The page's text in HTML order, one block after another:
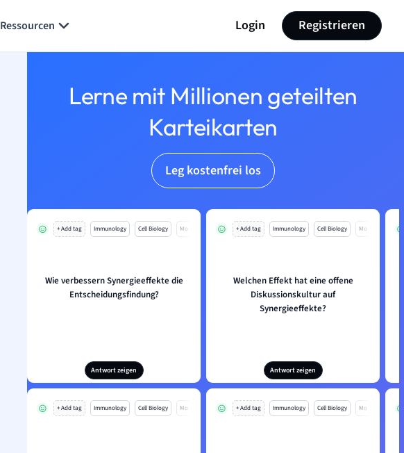
Ressourcen Login Registrieren
Lerne mit Millionen geteilten
Karteikarten
Leg kostenfrei los
+ Add tag Immunology Cell Biology Mo
Wie verbessern Synergieeffekte die
Entscheidungsfindung?
Antwort zeigen
+ Add tag Immunology Cell Biology Mo
Welchen Effekt hat eine offene
Diskussionskultur auf
Synergieeffekte?
Antwort zeigen
+ Add tag Immunology Cell Biology Mo + Add tag Immunology Cell Biology Mo